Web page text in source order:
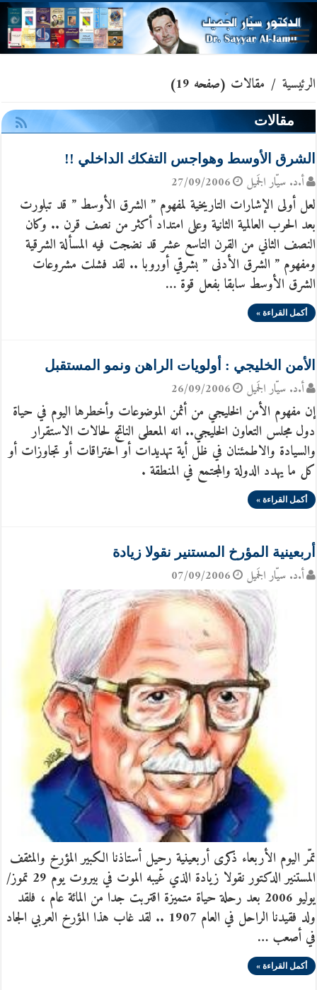
الرئيسية / مقالات (صفحه 19)
مقالات
الشرق الأوسط وهواجس التفكك الداخلي !!
أ.د. سيّار الجَميل 27/09/2006
لعل أولى الإشارات التاريخية لمفهوم ” الشرق الأوسط ” قد تبلورت
بعد الحرب العالمية الثانية وعلى امتداد أكثر من نصف قرن .. وكان
النصف الثاني من القرن التاسع عشر قد نضجت فيه المسألة الشرقية
ومفهوم ” الشرق الأدنى ” بشرقي أوروبا .. لقد فشلت مشروعات
الشرق الأوسط سابقا بفعل قوة …
أكمل القراءة »
الأمن الخليجي : أولويات الراهن ونمو المستقبل
أ.د. سيّار الجَميل 26/09/2006
إن مفهوم الأمن الخليجي من أثمن الموضوعات وأخطرها اليوم في حياة
دول مجلس التعاون الخليجي.. انه المعطى الناتج لحالات الاستقرار
والسيادة والاطمئنان في ظل أية تهديدات أو اختراقات أو تجاوزات أو
كل ما يهدد الدولة والمجتمع في المنطقة .
أكمل القراءة »
أربعينية المؤرخ المستنير نقولا زيادة
أ.د. سيّار الجَميل 07/09/2006
تمّر اليوم الأربعاء ذكرى أربعينية رحيل أستاذنا الكبير المؤرخ والمثقف
المستنير الدكتور نقولا زيادة الذي غّيبه الموت في بيروت يوم 29 تموز/
يوليو 2006 بعد رحلة حياة متميزة اقتربت جدا من المائة عام ، فلقد
ولد فقيدنا الراحل في العام 1907 .. لقد غاب هذا المؤرخ العربي الجاد
في أصعب …
أكمل القراءة »